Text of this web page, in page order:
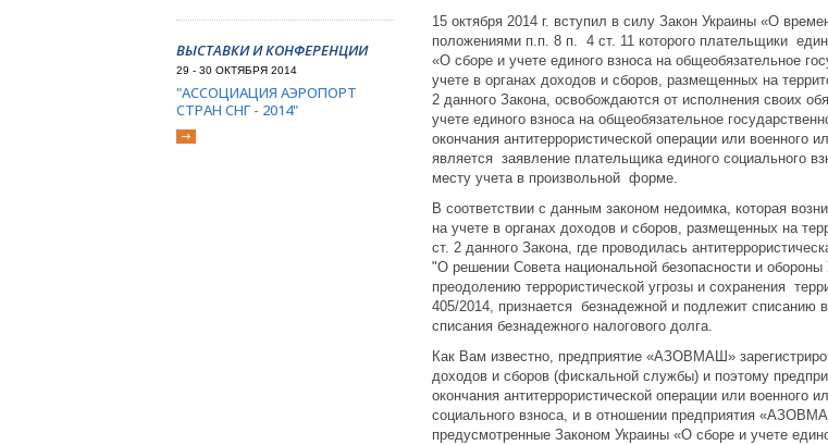
ВЫСТАВКИ И КОНФЕРЕНЦИИ
29 - 30 ОКТЯБРЯ 2014
"АССОЦИАЦИЯ АЭРОПОРТ
СТРАН СНГ - 2014"
15 октября 2014 г. вступил в силу Закон Украины «О
положениями п.п. 8 п. 4 ст. 11 которого плательщики
«О сборе и учете единого взноса на общеобязательное
учете в органах доходов и сборов, размещенных на
2 данного Закона, освобождаются от исполнения своих
учете единого взноса на общеобязательное
окончания антитеррористической операции или
является заявление плательщика единого социального
месту учета в произвольной форме.
В соответствии с данным законом недоимка, которая
на учете в органах доходов и сборов, размещенных на
ст. 2 данного Закона, где проводилась
"О решении Совета национальной безопасности и
преодолению террористической угрозы и сохранения
405/2014, признается безнадежной и подлежит
списания безнадежного налогового долга.
Как Вам известно, предприятие «АЗОВМАШ»
доходов и сборов (фискальной службы) и поэтому
окончания антитеррористической операции или военного
социального взноса, и в отношении предприятия
предусмотренные Законом Украины «О сборе и учете